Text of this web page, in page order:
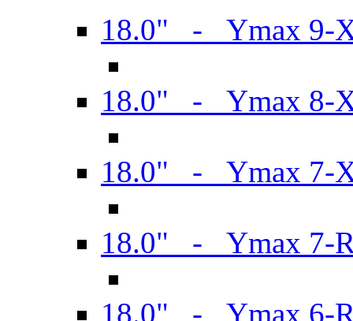
18.0" - Ymax 9-
18.0" - Ymax 8-
18.0" - Ymax 7-
18.0" - Ymax 7-
18.0" - Ymax 6-